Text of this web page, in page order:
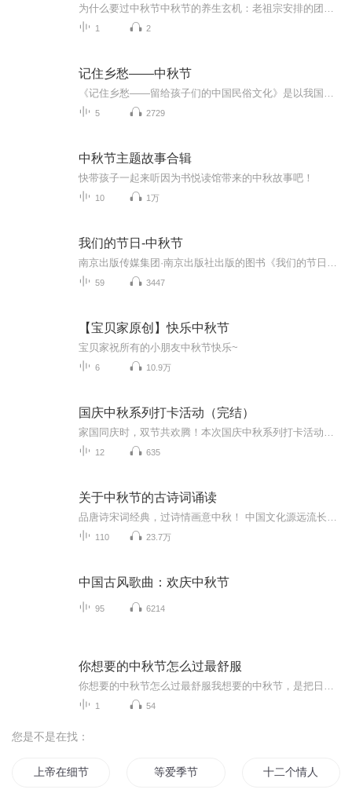
1 2
记住乡愁——中秋节
5 2729
中秋节主题故事合辑
快带孩子一起来听因为书悦读馆带来的中秋故事吧！
10 1万
我们的节日-中秋节
59 3447
【宝贝家原创】快乐中秋节
宝贝家祝所有的小朋友中秋节快乐~
6 10.9万
国庆中秋系列打卡活动（完结）
12 635
关于中秋节的古诗词诵读
110 23.7万
中国古风歌曲：欢庆中秋节
95 6214
你想要的中秋节怎么过最舒服
1 54
您是不是在找：
上帝在细节里 等爱季节 十二个情人节